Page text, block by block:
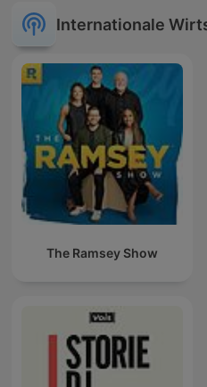
Internationale
The Ramsey Show